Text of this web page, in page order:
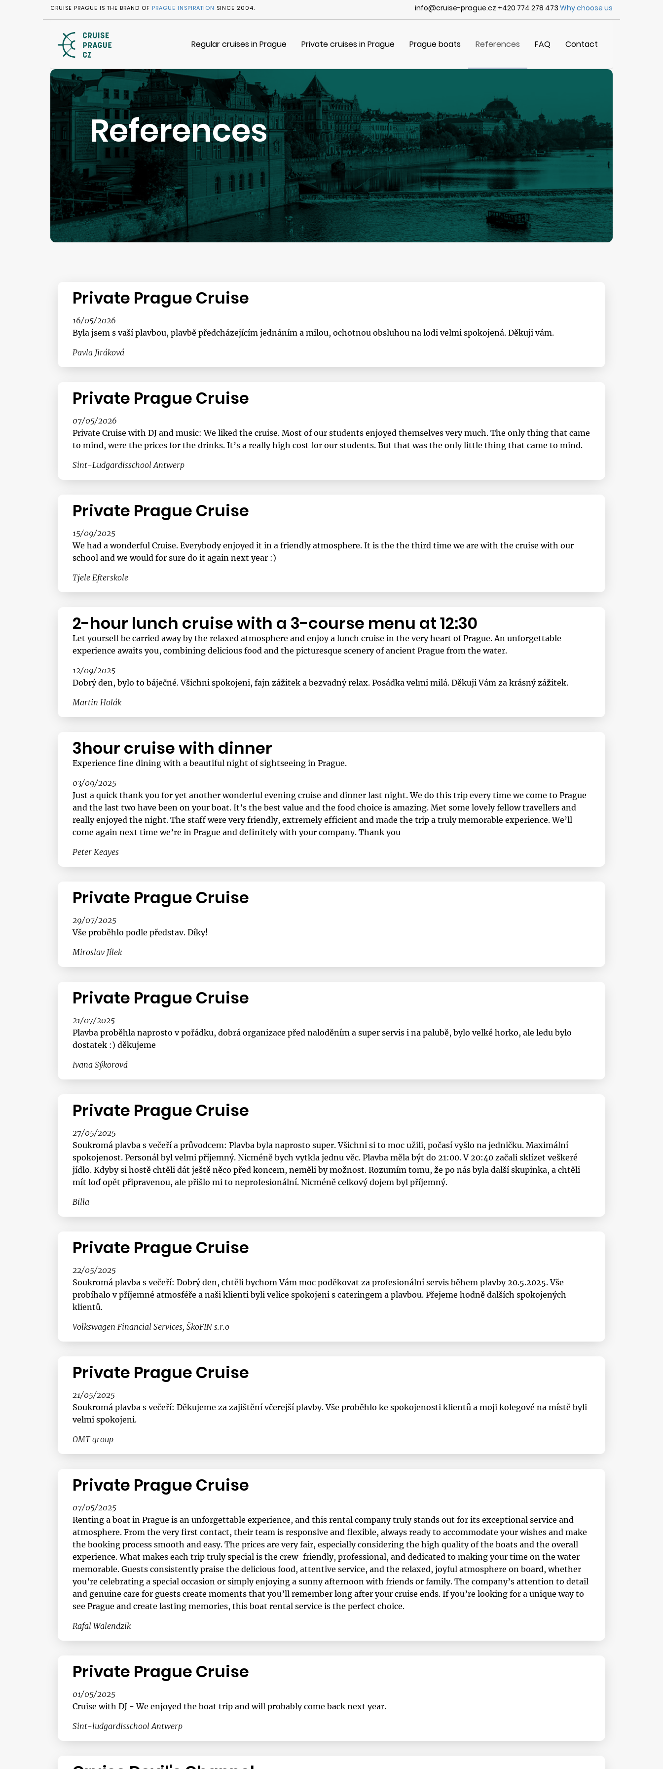
CRUISE PRAGUE IS THE BRAND OF PRAGUE INSPIRATION SINCE 2004. info@cruise-prague.cz +420 774 278 473 Why choose us
Regular cruises in Prague Private cruises in Prague Prague boats References FAQ Contact
References
Private Prague Cruise
16/05/2026
Byla jsem s vaší plavbou, plavbě předcházejícím jednáním a milou, ochotnou obsluhou na lodi velmi spokojená. Děkuji vám.
Pavla Jiráková
Private Prague Cruise
07/05/2026
Private Cruise with DJ and music: We liked the cruise. Most of our students enjoyed themselves very much. The only thing that came
to mind, were the prices for the drinks. It’s a really high cost for our students. But that was the only little thing that came to mind.
Sint-Ludgardisschool Antwerp
Private Prague Cruise
15/09/2025
We had a wonderful Cruise. Everybody enjoyed it in a friendly atmosphere. It is the the third time we are with the cruise with our
school and we would for sure do it again next year :)
Tjele Efterskole
2-hour lunch cruise with a 3-course menu at 12:30
Let yourself be carried away by the relaxed atmosphere and enjoy a lunch cruise in the very heart of Prague. An unforgettable
experience awaits you, combining delicious food and the picturesque scenery of ancient Prague from the water.
12/09/2025
Dobrý den, bylo to báječné. Všichni spokojeni, fajn zážitek a bezvadný relax. Posádka velmi milá. Děkuji Vám za krásný zážitek.
Martin Holák
3hour cruise with dinner
Experience fine dining with a beautiful night of sightseeing in Prague.
03/09/2025
Just a quick thank you for yet another wonderful evening cruise and dinner last night. We do this trip every time we come to Prague
and the last two have been on your boat. It’s the best value and the food choice is amazing. Met some lovely fellow travellers and
really enjoyed the night. The staff were very friendly, extremely efficient and made the trip a truly memorable experience. We’ll
come again next time we’re in Prague and definitely with your company. Thank you
Peter Keayes
Private Prague Cruise
29/07/2025
Vše proběhlo podle představ. Díky!
Miroslav Jílek
Private Prague Cruise
21/07/2025
Plavba proběhla naprosto v pořádku, dobrá organizace před naloděním a super servis i na palubě, bylo velké horko, ale ledu bylo
dostatek :) děkujeme
Ivana Sýkorová
Private Prague Cruise
27/05/2025
Soukromá plavba s večeří a průvodcem: Plavba byla naprosto super. Všichni si to moc užili, počasí vyšlo na jedničku. Maximální
spokojenost. Personál byl velmi příjemný. Nicméně bych vytkla jednu věc. Plavba měla být do 21:00. V 20:40 začali sklízet veškeré
jídlo. Kdyby si hostě chtěli dát ještě něco před koncem, neměli by možnost. Rozumím tomu, že po nás byla další skupinka, a chtěli
mít loď opět připravenou, ale přišlo mi to neprofesionální. Nicméně celkový dojem byl příjemný.
Billa
Private Prague Cruise
22/05/2025
Soukromá plavba s večeří: Dobrý den, chtěli bychom Vám moc poděkovat za profesionální servis během plavby 20.5.2025. Vše
probíhalo v příjemné atmosféře a naši klienti byli velice spokojeni s cateringem a plavbou. Přejeme hodně dalších spokojených
klientů.
Volkswagen Financial Services, ŠkoFIN s.r.o
Private Prague Cruise
21/05/2025
Soukromá plavba s večeří: Děkujeme za zajištění včerejší plavby. Vše proběhlo ke spokojenosti klientů a moji kolegové na místě byli
velmi spokojeni.
OMT group
Private Prague Cruise
07/05/2025
Renting a boat in Prague is an unforgettable experience, and this rental company truly stands out for its exceptional service and
atmosphere. From the very first contact, their team is responsive and flexible, always ready to accommodate your wishes and make
the booking process smooth and easy. The prices are very fair, especially considering the high quality of the boats and the overall
experience. What makes each trip truly special is the crew-friendly, professional, and dedicated to making your time on the water
memorable. Guests consistently praise the delicious food, attentive service, and the relaxed, joyful atmosphere on board, whether
you’re celebrating a special occasion or simply enjoying a sunny afternoon with friends or family. The company’s attention to detail
and genuine care for guests create moments that you’ll remember long after your cruise ends. If you’re looking for a unique way to
see Prague and create lasting memories, this boat rental service is the perfect choice.
Rafal Walendzik
Private Prague Cruise
01/05/2025
Cruise with DJ - We enjoyed the boat trip and will probably come back next year.
Sint-ludgardisschool Antwerp